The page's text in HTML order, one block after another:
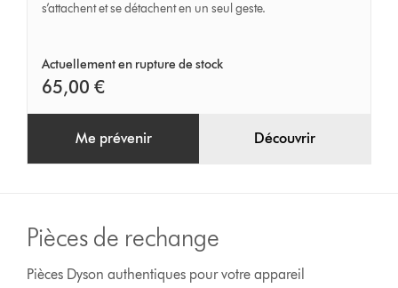
s’attachent et se détachent en un seul geste.
Actuellement en rupture de stock
65,00 €
Me prévenir Découvrir
Pièces de rechange
Pièces Dyson authentiques pour votre appareil